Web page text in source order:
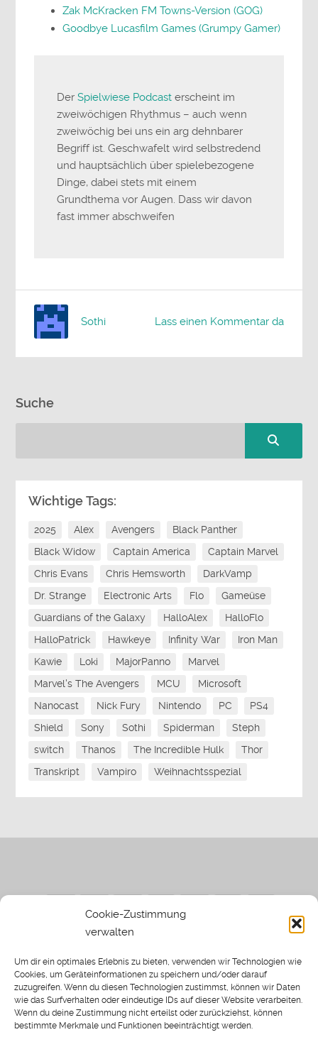
Cookie-Zustimmung
verwalten
Um dir ein optimales Erlebnis zu bieten, verwenden wir Technologien wie
Cookies, um Geräteinformationen zu speichern und/oder darauf
zuzugreifen. Wenn du diesen Technologien zustimmst, können wir Daten
wie das Surfverhalten oder eindeutige IDs auf dieser Website verarbeiten.
Wenn du deine Zustimmung nicht erteilst oder zurückziehst, können
bestimmte Merkmale und Funktionen beeinträchtigt werden.
Zak McKracken FM Towns-Version (GOG)
Goodbye Lucasfilm Games (Grumpy Gamer)
DerSpielwiese Podcast erscheint im
zweiwöchigen Rhythmus – auch wenn
zweiwöchig bei uns ein arg dehnbarer
Begriff ist. Geschwafelt wird selbstredend
und hauptsächlich über spielebezogene
Dinge, dabei stets mit einem
Grundthema vor Augen. Dass wir davon
fast immer abschweifen
Lass einen Kommentar da
Sothi
Suche
Wichtige Tags:
2025 Alex Avengers
Black Panther
Black Widow
Captain America
Captain Marvel
Chris Evans
Chris Hemsworth
DarkVamp
Dr. Strange
Electronic Arts Flo
Gameüse
Guardians of the Galaxy
HalloAlex
HalloFlo
HalloPatrick
Hawkeye Infinity War
Iron Man
Kawie
Loki MajorPanno
Marvel
Marvel's The Avengers
MCU
Microsoft
Nanocast
Nick Fury Nintendo PC
PS4
Shield
Sony Sothi Spiderman
Steph
switch
Thanos The Incredible Hulk
Thor
Transkript
Vampiro Weihnachtsspezial
Spielwiese